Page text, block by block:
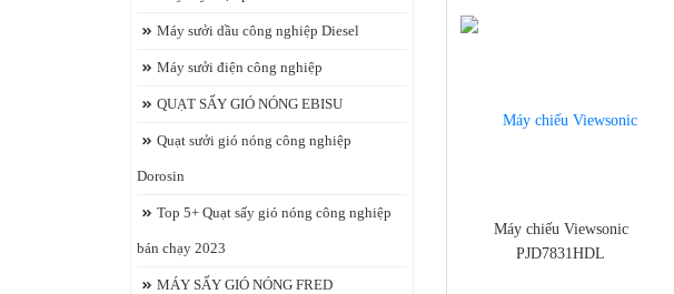
Máy chiếu Viewsonic
PJD7831HDL
Máy sưởi dầu công nghiệp Diesel
Máy sưởi điện công nghiệp
QUẠT SẤY GIÓ NÓNG EBISU
Quạt sưởi gió nóng công nghiệp
Dorosin
Top 5+ Quạt sấy gió nóng công nghiệp
bán chạy 2023
MÁY SẤY GIÓ NÓNG FRED